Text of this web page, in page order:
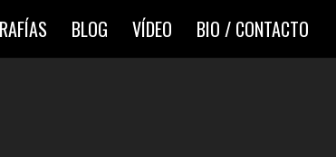
BLOG VÍDEO BIO / CONTACTO